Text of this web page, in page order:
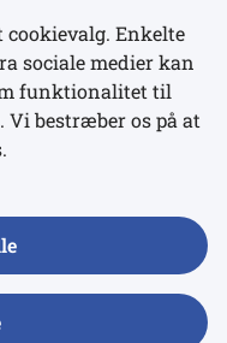
Enkelte
sociale medier kan
funktionalitet til
bestræber os på at